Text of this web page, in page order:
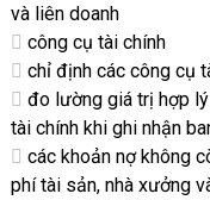
và liên doanh
công cụ tài chính
chỉ định các công cụ
đo lường giá trị hợp
tài chính khi ghi nhận
các khoản nợ không
phí tài sản, nhà xưởng